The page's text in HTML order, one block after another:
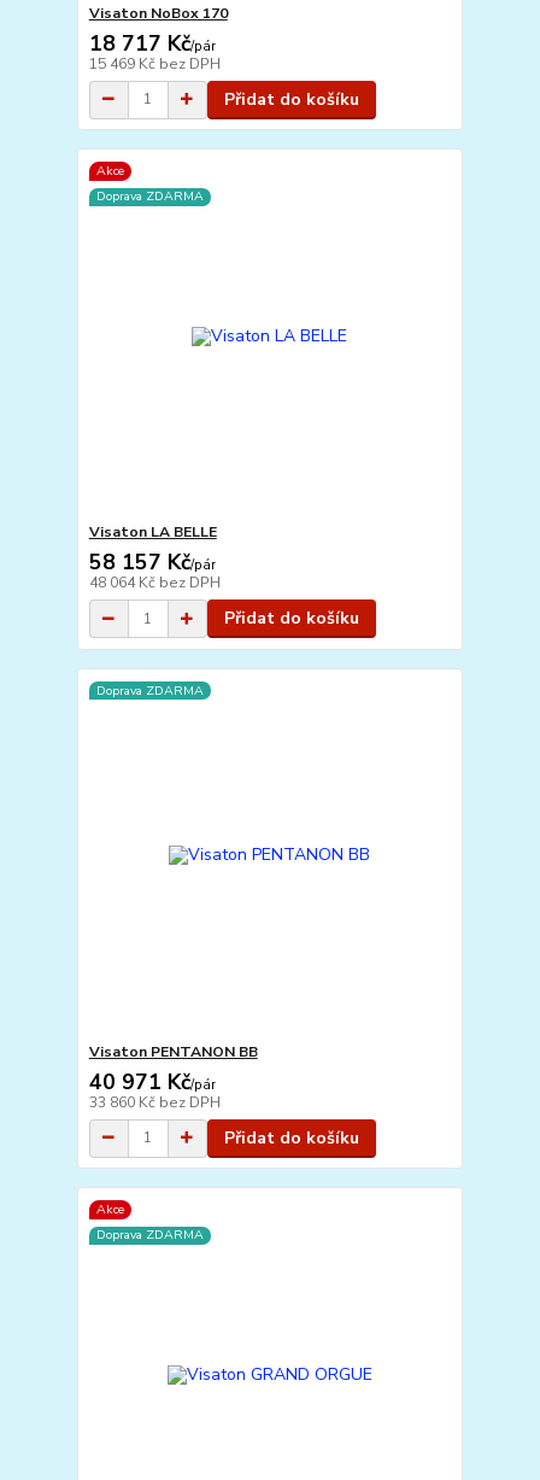
Visaton NoBox 170
18 717 Kč/pár
15 469 Kč bez DPH
Přidat do košíku
Akce
Doprava ZDARMA
Visaton LA BELLE
58 157 Kč/pár
48 064 Kč bez DPH
Přidat do košíku
Doprava ZDARMA
Visaton PENTANON BB
40 971 Kč/pár
33 860 Kč bez DPH
Přidat do košíku
Akce
Doprava ZDARMA